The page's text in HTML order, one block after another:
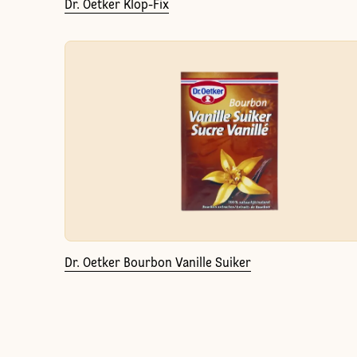
Dr. Oetker Klop-Fix
Dr. Oetker Bourbon Vanille Suiker